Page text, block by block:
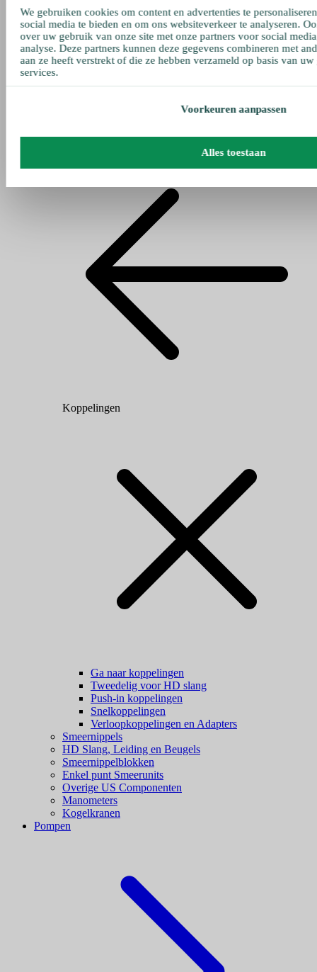
Koppelingen
Ga naar koppelingen
Tweedelig voor HD slang
Push-in koppelingen
Snelkoppelingen
Verloopkoppelingen en Adapters
Smeernippels
HD Slang, Leiding en Beugels
Smeernippelblokken
Enkel punt Smeerunits
Overige US Componenten
Manometers
Kogelkranen
Pompen
We gebruiken cookies om content en advertenties te
social media te bieden en om ons websiteverkeer te analyseren.
over uw gebruik van onze site met onze partners voor social
analyse. Deze partners kunnen deze gegevens combineren met
aan ze heeft verstrekt of die ze hebben verzameld op basis van
services.
Voorkeuren aanpassen
Alles toestaan